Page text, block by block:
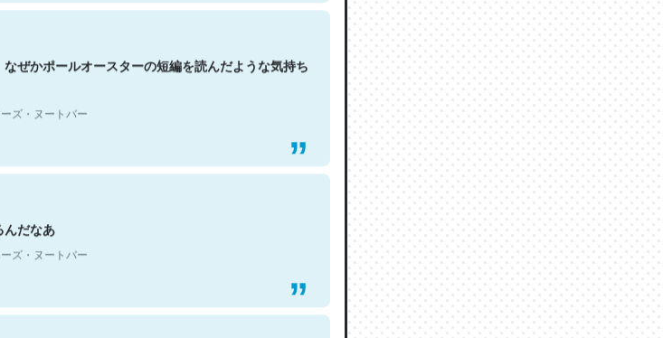
ぜかポールオースターの短編を読んだような気持ち
ズ・ヌートバー
だなあ
ズ・ヌートバー